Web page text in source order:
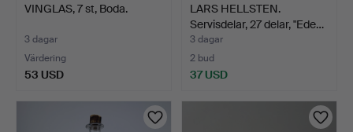
VINGLAS, 7 st, Boda.
3 dagar
Värdering
53 USD
LARS HELLSTEN.
Servisdelar, 27 delar, "Ede…
3 dagar
2 bud
37 USD